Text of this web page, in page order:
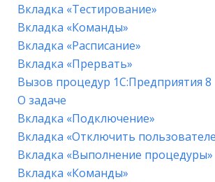
Вкладка «Тестирование»
Вкладка «Команды»
Вкладка «Расписание»
Вкладка «Прервать»
Вызов процедур 1С:Предприятия 8
О задаче
Вкладка «Подключение»
Вкладка «Отключить
Вкладка «Выполнение процедуры»
Вкладка «Команды»